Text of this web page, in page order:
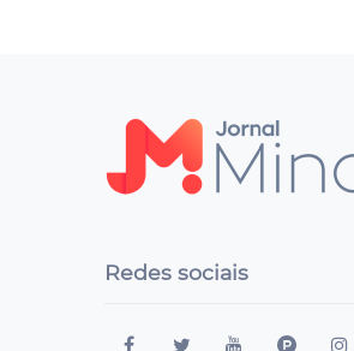
Redes sociais